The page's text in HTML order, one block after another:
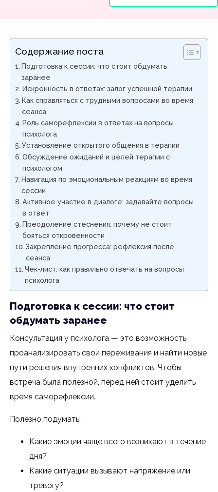
Содержание поста
Подготовка к сессии: что стоит обдумать
заранее
Искренность в ответах: залог успешной терапии
Как справляться с трудными вопросами во время
сеанса
Роль саморефлексии в ответах на вопросы
психолога
Установление открытого общения в терапии
Обсуждение ожиданий и целей терапии с
психологом
Навигация по эмоциональным реакциям во время
сессии
Активное участие в диалоге: задавайте вопросы
в ответ
Преодоление стеснения: почему не стоит
бояться откровенности
Закрепление прогресса: рефлексия после
сеанса
Чек-лист: как правильно отвечать на вопросы
психолога
Подготовка к сессии: что стоит
обдумать заранее
Консультация у психолога — это возможность
проанализировать свои переживания и найти новые
пути решения внутренних конфликтов. Чтобы
встреча была полезной, перед ней стоит уделить
время саморефлексии.
Полезно подумать:
Какие эмоции чаще всего возникают в течение
дня?
Какие ситуации вызывают напряжение или
тревогу?